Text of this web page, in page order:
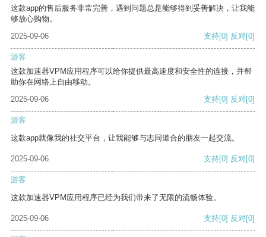
这款app的售后服务非常完善，遇到问题总是能够得到妥善解决，让我能
够放心购物。
2025-09-06
支持[0] 反对[0]
游客
这款加速器VPM应用程序可以给你提供最高速度和安全性的连接，并帮
助你在网络上自由移动。
2025-09-06
支持[0] 反对[0]
游客
这款app就像我的社交平台，让我能够与志同道合的朋友一起交流。
2025-09-06 支持[0] 反对[0]
游客
这款加速器VPM应用程序已经为我们带来了无限的流畅体验。
2025-09-06 支持[0] 反对[0]